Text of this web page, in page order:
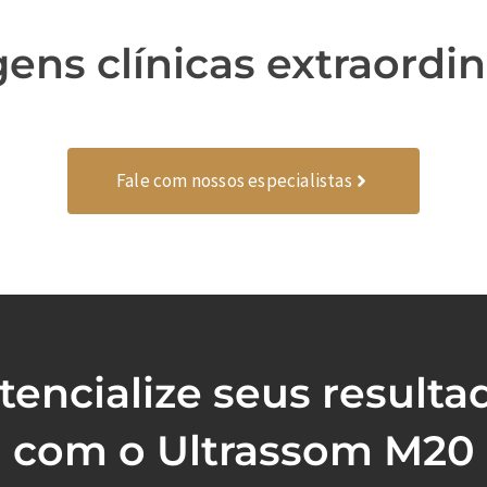
clínicas
Fale com nossos especialistas
seus
com o Ultrassom M20